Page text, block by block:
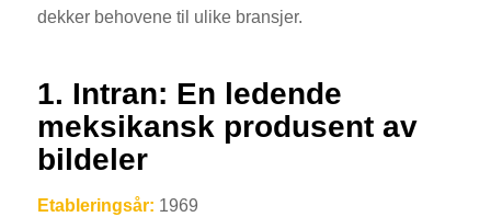
dekker behovene til ulike bransjer.
1. Intran: En ledende
meksikansk produsent av
bildeler
Etableringsår: 1969